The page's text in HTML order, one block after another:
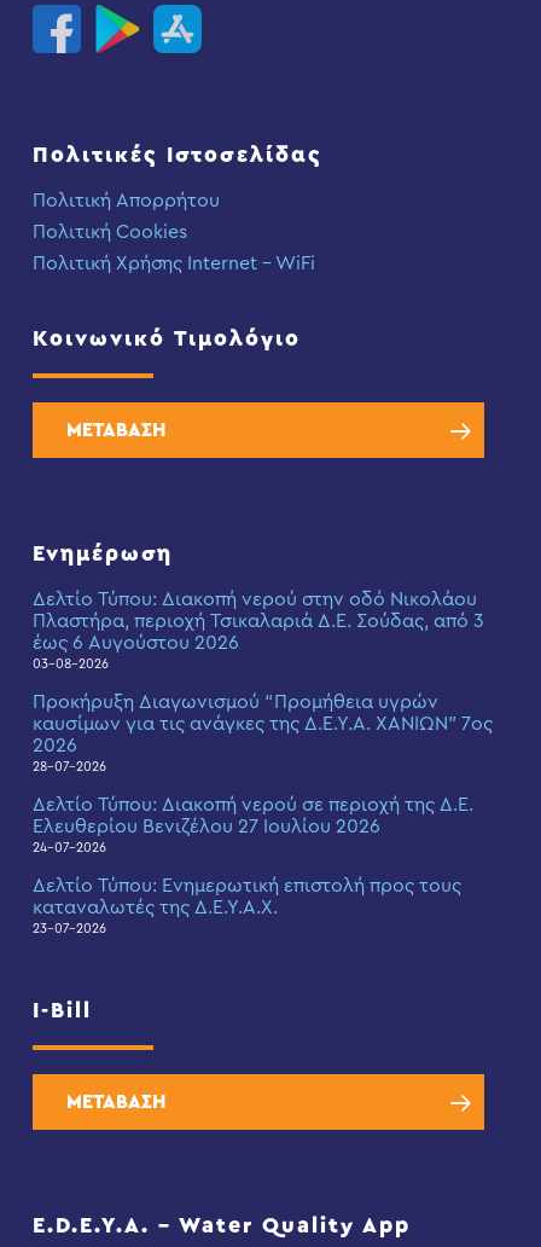
Πολιτικές Ιστοσελίδας
Πολιτική Απορρήτου
Πολιτική Cookies
Πολιτική Χρήσης Internet – WiFi
Κοινωνικό Τιμολόγιο
ΜΕΤΑΒΑΣΗ
Ενημέρωση
Δελτίο Τύπου: Διακοπή νερού στην οδό Νικολάου
Πλαστήρα, περιοχή Τσικαλαριά Δ.Ε. Σούδας, από 3
έως 6 Αυγούστου 2026
03-08-2026
Προκήρυξη Διαγωνισμού “Προμήθεια υγρών
καυσίμων για τις ανάγκες της Δ.Ε.Υ.Α. ΧΑΝΙΩΝ” 7ος
2026
28-07-2026
Δελτίο Τύπου: Διακοπή νερού σε περιοχή της Δ.Ε.
Ελευθερίου Βενιζέλου 27 Ιουλίου 2026
24-07-2026
Δελτίο Τύπου: Eνημερωτική επιστολή προς τους
καταναλωτές της Δ.Ε.Υ.Α.Χ.
23-07-2026
I-Bill
ΜΕΤΑΒΑΣΗ
E.D.E.Y.A. – Water Quality App